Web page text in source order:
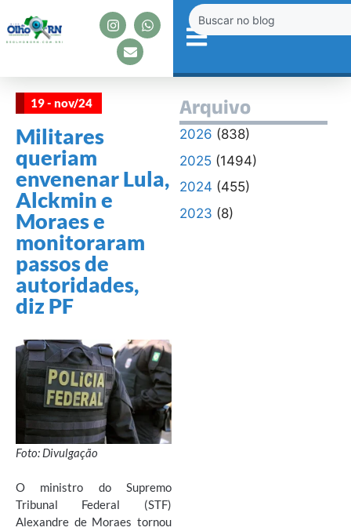
19 - nov/24
Militares
queriam
envenenar Lula,
Alckmin e
Moraes e
monitoraram
passos de
autoridades,
diz PF
Foto: Divulgação
O ministro do Supremo
Tribunal Federal (STF)
Alexandre de Moraes tornou
Arquivo
2026 (838)
2025(1494)
2024 (455)
2023 (8)